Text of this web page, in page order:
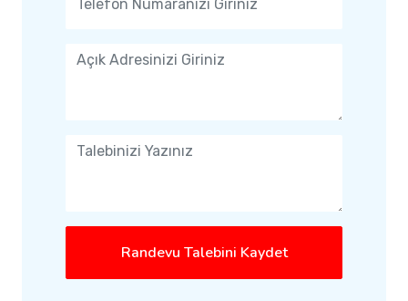
Randevu Talebini Kaydet